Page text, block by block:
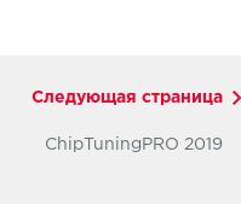
Следующая страница
ChipTuningPRO 2019